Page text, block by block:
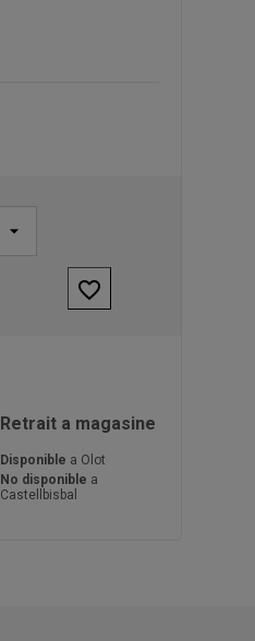
favorite_border
Retrait a magasine
Disponible a Olot
No disponible a
Castellbisbal